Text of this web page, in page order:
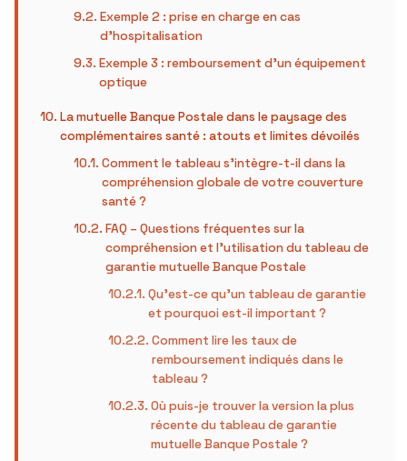
Exemple 2 : prise en charge en cas
d’hospitalisation
Exemple 3 : remboursement d’un équipement
optique
La mutuelle Banque Postale dans le paysage des
complémentaires santé : atouts et limites dévoilés
Comment le tableau s’intègre-t-il dans la
compréhension globale de votre couverture
santé ?
FAQ – Questions fréquentes sur la
compréhension et l’utilisation du tableau de
garantie mutuelle Banque Postale
Qu’est-ce qu’un tableau de garantie
et pourquoi est-il important ?
Comment lire les taux de
remboursement indiqués dans le
tableau ?
Où puis-je trouver la version la plus
récente du tableau de garantie
mutuelle Banque Postale ?